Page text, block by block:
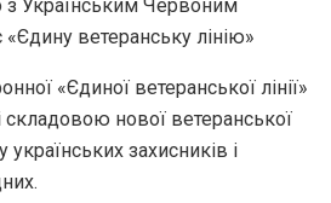
з Українським Червоним
ветеранську лінію»
«Єдиної ветеранської лінії»
нової ветеранської
українських захисників і